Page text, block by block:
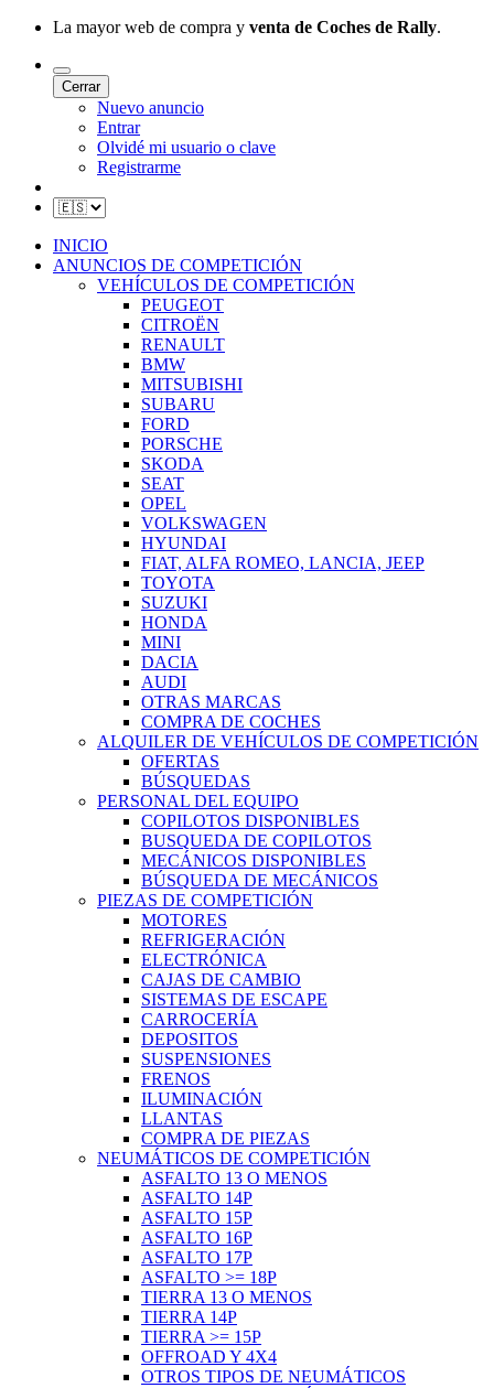
La mayor web de compra y venta de Coches de Rally.
Cerrar
Nuevo anuncio
Entrar
Olvidé mi usuario o clave
Registrarme
INICIO
ANUNCIOS DE COMPETICIÓN
VEHÍCULOS DE COMPETICIÓN
PEUGEOT
CITROËN
RENAULT
BMW
MITSUBISHI
SUBARU
FORD
PORSCHE
SKODA
SEAT
OPEL
VOLKSWAGEN
HYUNDAI
FIAT, ALFA ROMEO, LANCIA, JEEP
TOYOTA
SUZUKI
HONDA
MINI
DACIA
AUDI
OTRAS MARCAS
COMPRA DE COCHES
ALQUILER DE VEHÍCULOS DE COMPETICIÓN
OFERTAS
BÚSQUEDAS
PERSONAL DEL EQUIPO
COPILOTOS DISPONIBLES
BUSQUEDA DE COPILOTOS
MECÁNICOS DISPONIBLES
BÚSQUEDA DE MECÁNICOS
PIEZAS DE COMPETICIÓN
MOTORES
REFRIGERACIÓN
ELECTRÓNICA
CAJAS DE CAMBIO
SISTEMAS DE ESCAPE
CARROCERÍA
DEPOSITOS
SUSPENSIONES
FRENOS
ILUMINACIÓN
LLANTAS
COMPRA DE PIEZAS
NEUMÁTICOS DE COMPETICIÓN
ASFALTO 13 O MENOS
ASFALTO 14P
ASFALTO 15P
ASFALTO 16P
ASFALTO 17P
ASFALTO >= 18P
TIERRA 13 O MENOS
TIERRA 14P
TIERRA >= 15P
OFFROAD Y 4X4
OTROS TIPOS DE NEUMÁTICOS